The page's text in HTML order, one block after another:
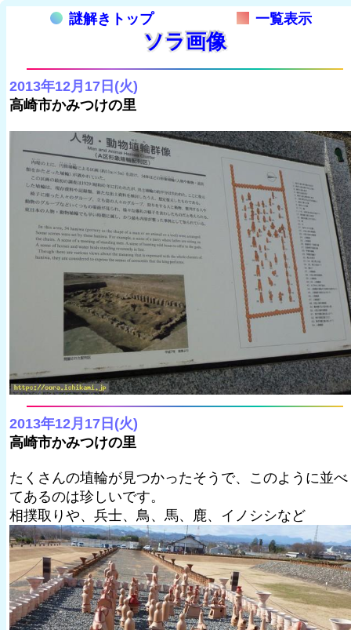
謎解きトップ 一覧表示
ソラ画像
2013年12月17日(火)
高崎市かみつけの里
2013年12月17日(火)
高崎市かみつけの里
たくさんの埴輪が見つかったそうで、このように並べ
てあるのは珍しいです。
相撲取りや、兵士、鳥、馬、鹿、イノシシなど